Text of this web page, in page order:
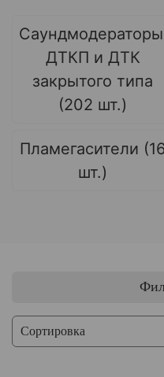
ДТКП и ДТК
закрытого типа
(202 шт.)
Пламегасители (16
шт.)